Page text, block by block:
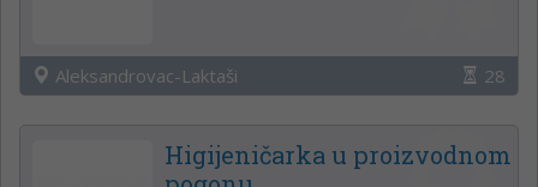
Aleksandrovac-Laktaši 28
Higijeničarka u proizvodnom